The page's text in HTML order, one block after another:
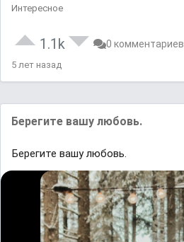
Интересное
1.1k 0 комментариев
5 лет назад
Берегите вашу любовь.
Берегите вашу любовь.